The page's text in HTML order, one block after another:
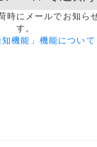
時にメールでお知ら
す。
知機能」機能について